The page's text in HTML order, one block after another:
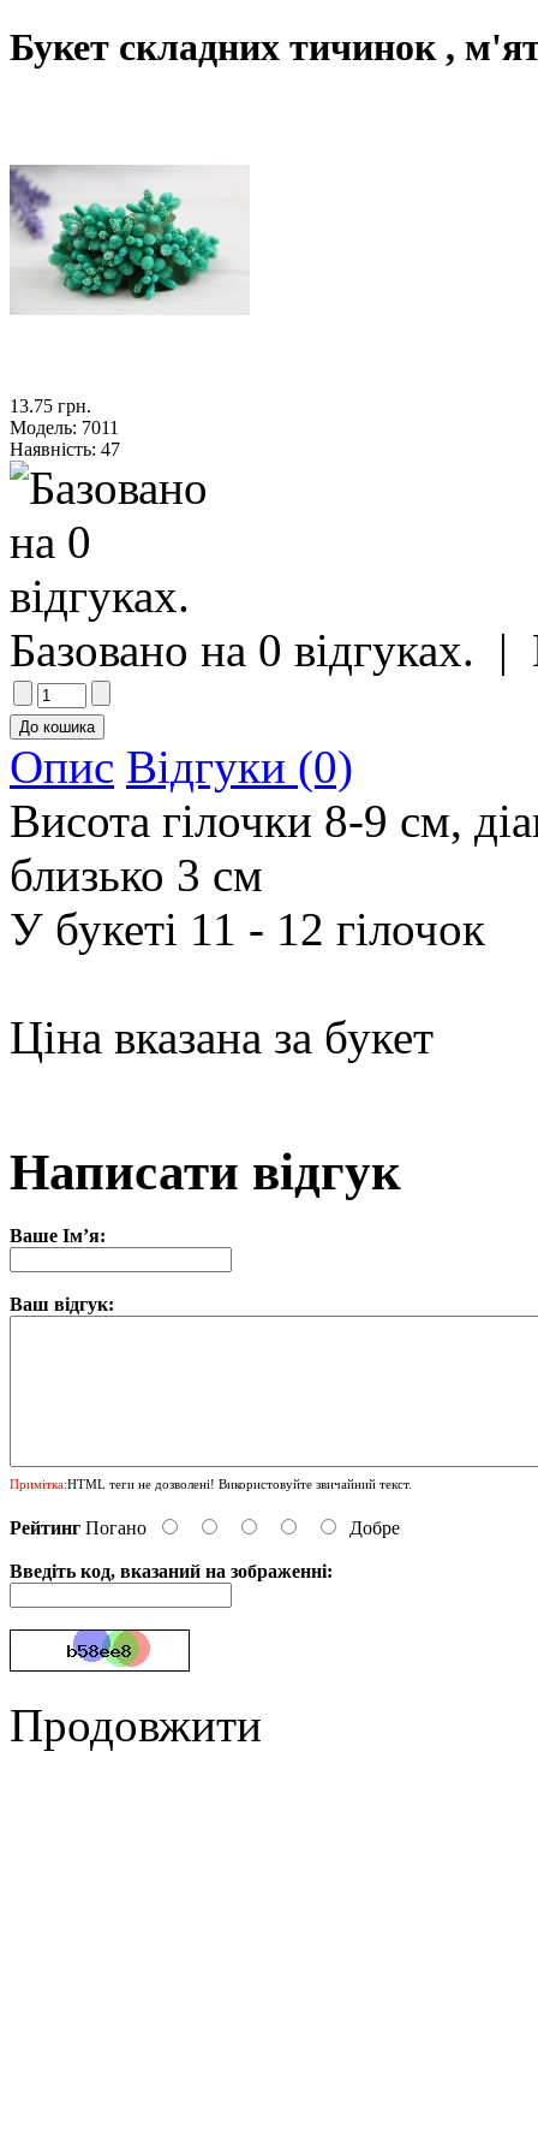
Букет складних тичинок ,
13.75 грн.
Модель: 7011
Наявність: 47
Базовано на 0 відгуках. |
Опис Відгуки (0)
Висота гілочки 8-9 см,
близько 3 см
У букеті 11 - 12 гілочок
Ціна вказана за букет
Написати відгук
Ваше Ім’я:
Ваш відгук:
Примітка:HTML теги не дозволені! Використовуйте звичайний текст.
Рейтинг Погано Добре
Введіть код, вказаний на зображенні:
Продовжити